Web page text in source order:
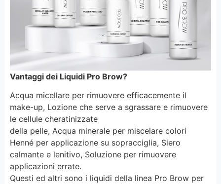
Vantaggi dei Liquidi Pro Brow?
Acqua micellare per rimuovere efficacemente il
make-up, Lozione che serve a sgrassare e rimuovere
le cellule cheratinizzate
della pelle, Acqua minerale per miscelare colori
Henné per applicazione su sopracciglia, Siero
calmante e lenitivo, Soluzione per rimuovere
applicazioni errate.
Questi ed altri sono i liquidi della linea Pro Brow per